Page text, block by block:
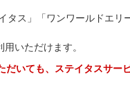
ス」「ワンワールドエ
いただけます。
いても、ステイタスサー